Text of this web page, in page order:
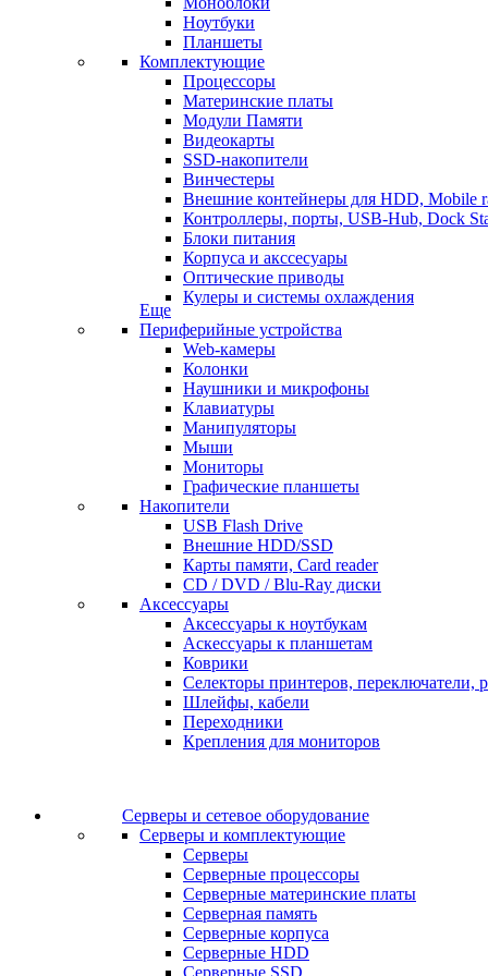
Ноутбуки
Планшеты
Комплектующие
Процессоры
Материнские платы
Модули Памяти
Видеокарты
SSD-накопители
Винчестеры
Внешние контейнеры для HDD, Mobile
Контроллеры, порты, USB-Hub, Dock
Блоки питания
Корпуса и акссесуары
Оптические приводы
Кулеры и системы охлаждения
Еще
Периферийные устройства
Web-камеры
Колонки
Наушники и микрофоны
Клавиатуры
Манипуляторы
Мыши
Мониторы
Графические планшеты
Накопители
USB Flash Drive
Внешние HDD/SSD
Карты памяти, Card reader
CD / DVD / Blu-Ray диски
Аксессуары
Аксессуары к ноутбукам
Аскессуары к планшетам
Коврики
Селекторы принтеров, переключатели,
Шлейфы, кабели
Переходники
Крепления для мониторов
Серверы и сетевое оборудование
Серверы и комплектующие
Серверы
Серверные процессоры
Серверные материнские платы
Серверная память
Серверные корпуса
Серверные HDD
Серверные SSD